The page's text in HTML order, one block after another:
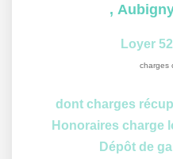
,
Loyer
charges
dont charges
Honoraires charge
Dépôt de